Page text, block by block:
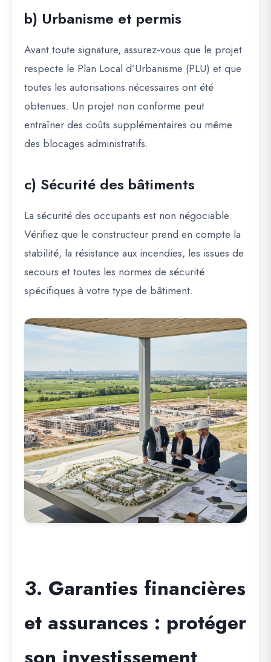
b) Urbanisme et permis
Avant toute signature, assurez-vous que le projet
respecte le Plan Local d’Urbanisme (PLU) et que
toutes les autorisations nécessaires ont été
obtenues. Un projet non conforme peut
entraîner des coûts supplémentaires ou même
des blocages administratifs.
c) Sécurité des bâtiments
La sécurité des occupants est non négociable.
Vérifiez que le constructeur prend en compte la
stabilité, la résistance aux incendies, les issues de
secours et toutes les normes de sécurité
spécifiques à votre type de bâtiment.
3. Garanties financières
et assurances : protéger